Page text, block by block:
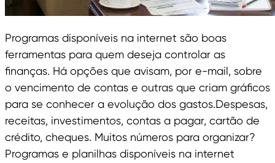
Programas disponíveis na internet são boas
ferramentas para quem deseja controlar as
finanças. Há opções que avisam, por e-mail, sobre
o vencimento de contas e outras que criam gráficos
para se conhecer a evolução dos gastos.Despesas,
receitas, investimentos, contas a pagar, cartão de
crédito, cheques. Muitos números para organizar?
Programas e planilhas disponíveis na internet